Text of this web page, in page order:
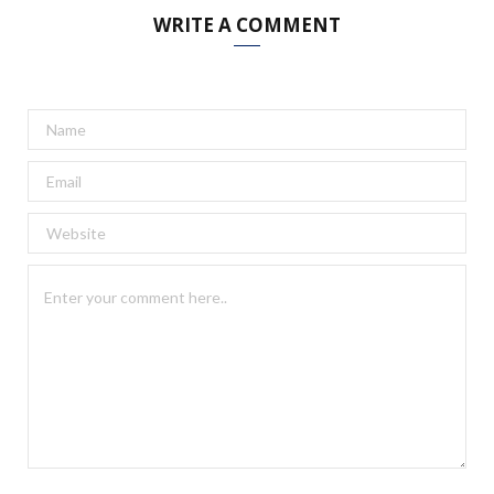
WRITE A COMMENT